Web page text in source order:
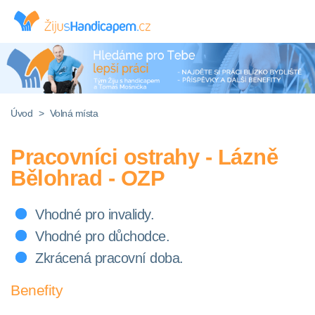
Úvod > Volná místa
Pracovníci ostrahy - Lázně
Bělohrad - OZP
Vhodné pro invalidy.
Vhodné pro důchodce.
Zkrácená pracovní doba.
Benefity